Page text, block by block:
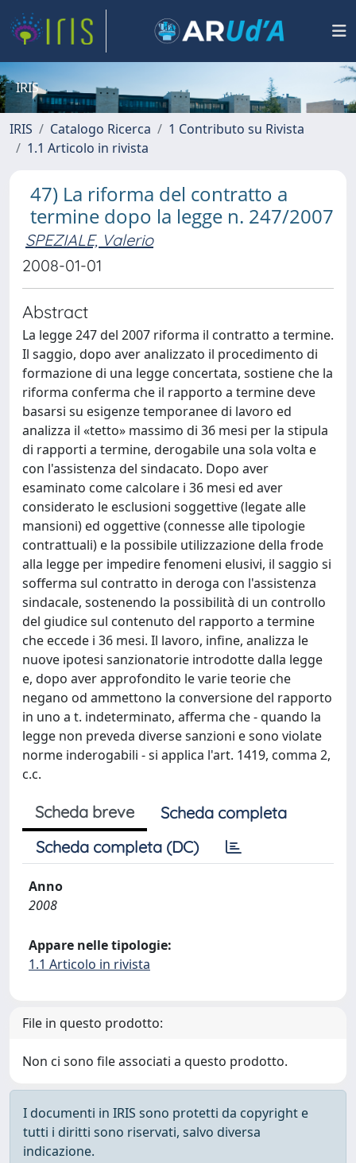
IRIS
IRIS Catalogo Ricerca
1 Contributo su Rivista
1.1 Articolo in rivista
47) La riforma del contratto a
termine dopo la legge n. 247/2007
SPEZIALE, Valerio
2008-01-01
Abstract
La legge 247 del 2007 riforma il contratto a termine.
Il saggio, dopo aver analizzato il procedimento di
formazione di una legge concertata, sostiene che la
riforma conferma che il rapporto a termine deve
basarsi su esigenze temporanee di lavoro ed
analizza il «tetto» massimo di 36 mesi per la stipula
di rapporti a termine, derogabile una sola volta e
con l'assistenza del sindacato. Dopo aver
esaminato come calcolare i 36 mesi ed aver
considerato le esclusioni soggettive (legate alle
mansioni) ed oggettive (connesse alle tipologie
contrattuali) e la possibile utilizzazione della frode
alla legge per impedire fenomeni elusivi, il saggio si
sofferma sul contratto in deroga con l'assistenza
sindacale, sostenendo la possibilità di un controllo
del giudice sul contenuto del rapporto a termine
che eccede i 36 mesi. Il lavoro, infine, analizza le
nuove ipotesi sanzionatorie introdotte dalla legge
e, dopo aver approfondito le varie teorie che
negano od ammettono la conversione del rapporto
in uno a t. indeterminato, afferma che - quando la
legge non preveda diverse sanzioni e sono violate
norme inderogabili - si applica l'art. 1419, comma 2,
c.c.
Scheda breve
Scheda completa
Scheda completa (DC)
Anno
2008
Appare nelle tipologie:
1.1 Articolo in rivista
File in questo prodotto:
Non ci sono file associati a questo prodotto.
I documenti in IRIS sono protetti da copyright e
tutti i diritti sono riservati, salvo diversa
indicazione.